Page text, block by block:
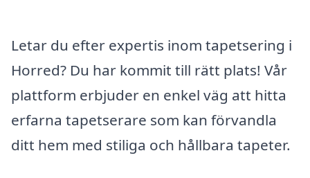
Letar du efter expertis inom tapetsering i
Horred? Du har kommit till rätt plats! Vår
plattform erbjuder en enkel väg att hitta
erfarna tapetserare som kan förvandla
ditt hem med stiliga och hållbara tapeter.